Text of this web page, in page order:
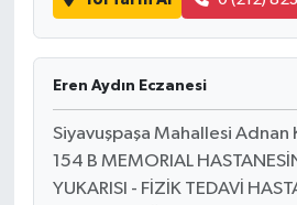
Eren Aydın Eczanesi
Siyavuşpaşa Mahallesi Adnan
154 B MEMORIAL
YUKARISI - FİZİK TEDAVİ